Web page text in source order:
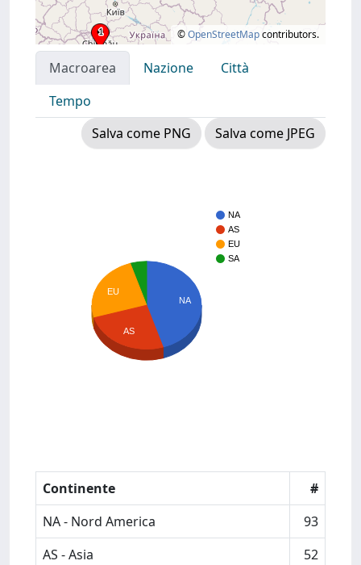
©OpenStreetMapcontributors.
Macroarea Nazione
Città
Tempo
Salva come PNG
Salva come JPEG
NA
AS
EU
SA
NA
EU
AS
Continente
#
NA - Nord America
93
AS - Asia
52